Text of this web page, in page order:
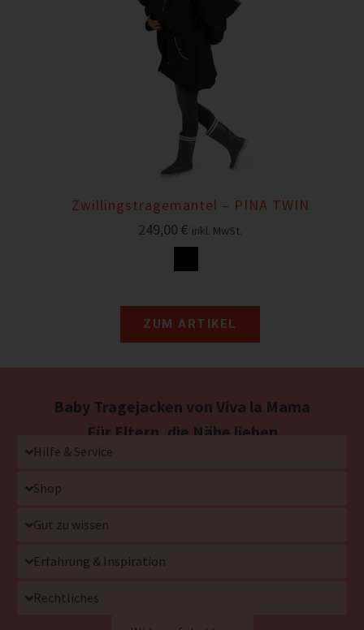
Zwillingstragemantel – PINA TWIN
249,00 € inkl. MwSt.
ZUM ARTIKEL
Baby Tragejacken von Viva la Mama
Für Eltern, die Nähe lieben
Hilfe & Service
Shop
Gut zu wissen
Erfahrung & Inspiration
Rechtliches